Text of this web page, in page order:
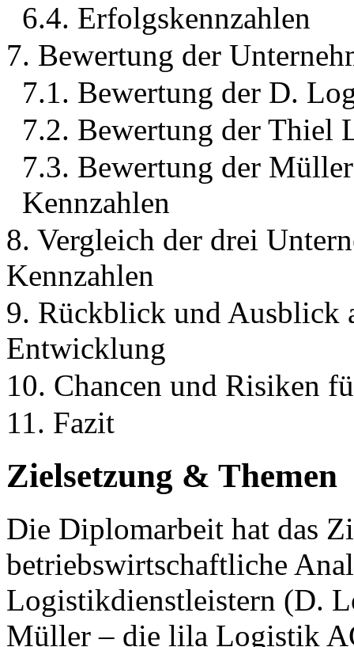
6.4. Erfolgskennzahlen
7. Bewertung der
7.1. Bewertung der D.
7.2. Bewertung der Thiel
7.3. Bewertung der
Kennzahlen
8. Vergleich der drei
Kennzahlen
9. Rückblick und Ausblick
Entwicklung
10. Chancen und Risiken
11. Fazit
Zielsetzung & Themen
Die Diplomarbeit hat das
betriebswirtschaftliche
Logistikdienstleistern (D.
Müller – die lila Logistik